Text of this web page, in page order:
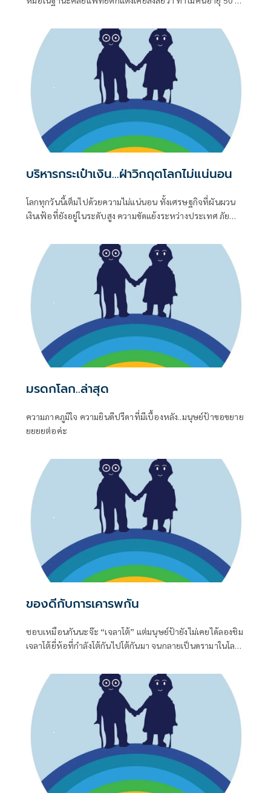
ทั้งที่เกิดปีเดียวกันแท้ๆ
บริหารกระเป๋าเงิน...ฝ่าวิกฤตโลกไม่แน่นอน
โลกทุกวันนี้เต็มไปด้วยความไม่แน่นอน ทั้งเศรษฐกิจที่ผันผวน
เงินเฟ้อที่ยังอยู่ในระดับสูง ความขัดแย้งระหว่างประเทศ ภัย
เหล่านี้ล้วนส่งผลต่อค่าครองชีพและมูลค่าของเงินออม โดย
เฉพาะคนวัยเกษียณที่ไม่มีรายได้ประจำเหมือนในช่วงวัยทำงาน
มรดกโลก..ล่าสุด
ความภาคภูมิใจ ความยินดีปรีดาที่มีเบื้องหลัง..มนุษย์ป้าขอขยาย
ยยยยต่อค่ะ
ของดีกับการเคารพกัน
ชอบเหมือนกันนะจ๊ะ “เจลาโต้” แต่มนุษย์ป้ายังไม่เคยได้ลองชิม
เจลาโต้ยี่ห้อที่กำลังโต้กันไปโต้กันมา จนกลายเป็นดรามาในโลก